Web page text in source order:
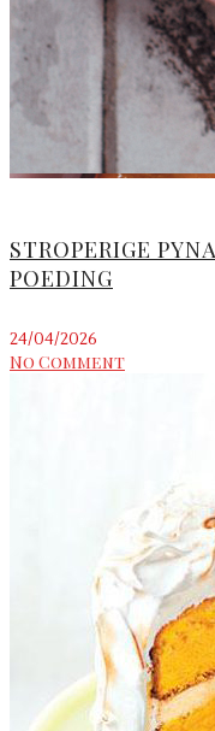
STROPERIGE
POEDING
24/04/2026
No Comment